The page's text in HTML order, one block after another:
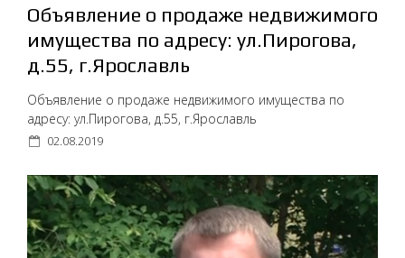
Объявление о продаже недвижимого
имущества по адресу: ул.Пирогова,
д.55, г.Ярославль
Объявление о продаже недвижимого имущества по
адресу: ул.Пирогова, д.55, г.Ярославль
02.08.2019